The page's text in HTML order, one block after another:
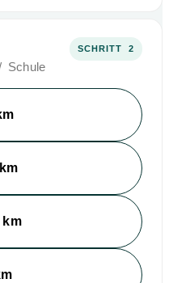
Schule
SCHRITT 2
km